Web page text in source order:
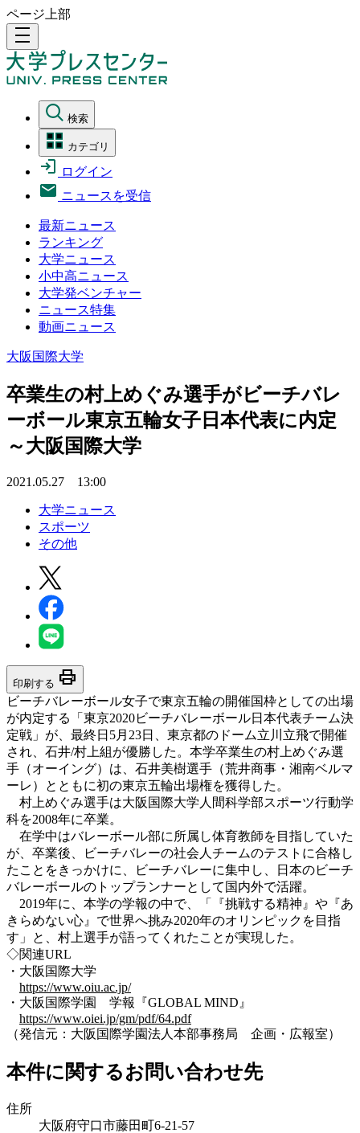
ページ上部
density_medium
検索
カテゴリ
ログイン
ニュースを受信
最新ニュース
ランキング
大学ニュース
小中高ニュース
大学発ベンチャー
ニュース特集
動画ニュース
大阪国際大学
卒業生の村上めぐみ選手がビーチバレ
ーボール東京五輪女子日本代表に内定
～大阪国際大学
2021.05.27 13:00
大学ニュース
スポーツ
その他
印刷する print
ビーチバレーボール女子で東京五輪の開催国枠としての出場
が内定する「東京2020ビーチバレーボール日本代表チーム決
定戦」が、最終日5月23日、東京都のドーム立川立飛で開催
され、石井/村上組が優勝した。本学卒業生の村上めぐみ選
手（オーイング）は、石井美樹選手（荒井商事・湘南ベルマ
ーレ）とともに初の東京五輪出場権を獲得した。
村上めぐみ選手は大阪国際大学人間科学部スポーツ行動学
科を2008年に卒業。
在学中はバレーボール部に所属し体育教師を目指していた
が、卒業後、ビーチバレーの社会人チームのテストに合格し
たことをきっかけに、ビーチバレーに集中し、日本のビーチ
バレーボールのトップランナーとして国内外で活躍。
2019年に、本学の学報の中で、「『挑戦する精神』や『あ
きらめない心』で世界へ挑み2020年のオリンピックを目指
す」と、村上選手が語ってくれたことが実現した。
◇関連URL
・大阪国際大学
https://www.oiu.ac.jp/
・大阪国際学園 学報『GLOBAL MIND』
https://www.oiei.jp/gm/pdf/64.pdf
（発信元：大阪国際学園法人本部事務局 企画・広報室）
本件に関するお問い合わせ先
住所
大阪府守口市藤田町6-21-57